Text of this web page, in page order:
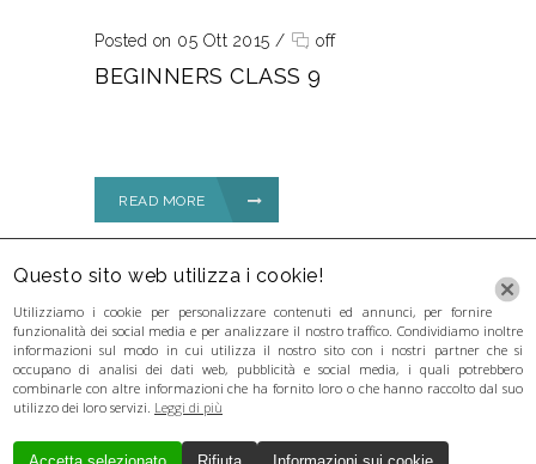
Posted on 05 Ott 2015 / off
BEGINNERS CLASS 9
READ MORE
Questo sito web utilizza i cookie!
Utilizziamo i cookie per personalizzare contenuti ed annunci, per fornire
funzionalità dei social media e per analizzare il nostro traffico. Condividiamo inoltre
informazioni sul modo in cui utilizza il nostro sito con i nostri partner che si
occupano di analisi dei dati web, pubblicità e social media, i quali potrebbero
combinarle con altre informazioni che ha fornito loro o che hanno raccolto dal suo
utilizzo dei loro servizi. Leggi di più